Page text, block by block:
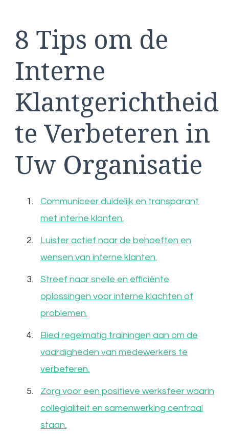
8 Tips om de
Interne
Klantgerichtheid
te Verbeteren in
Uw Organisatie
Communiceer duidelijk en transparant
met interne klanten.
Luister actief naar de behoeften en
wensen van interne klanten.
Streef naar snelle en efficiënte
oplossingen voor interne klachten of
problemen.
Bied regelmatig trainingen aan om de
vaardigheden van medewerkers te
verbeteren.
Zorg voor een positieve werksfeer waarin
collegialiteit en samenwerking centraal
staan.